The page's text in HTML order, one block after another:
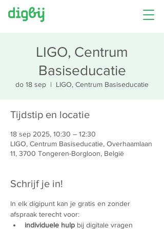
LIGO, Centrum
Basiseducatie
do 18 sep
  |
LIGO, Centrum Basiseducatie
Tijdstip en locatie
18 sep 2025, 10:30 – 12:30
LIGO, Centrum Basiseducatie, Overhaamlaan
11, 3700 Tongeren-Borgloon, België
Schrijf je in!
In elk digipunt kan je gratis en zonder
afspraak terecht voor:
individuele hulp bij digitale vragen